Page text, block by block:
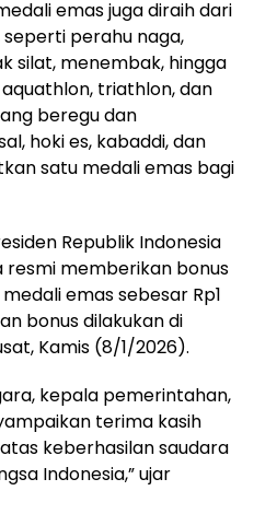
emas juga diraih dari
perahu naga,
silat, menembak, hingga
triathlon, dan
beregu dan
hoki es, kabaddi, dan
satu medali emas bagi
Republik Indonesia
resmi memberikan bonus
emas sebesar Rp1
bonus dilakukan di
Kamis (8/1/2026).
kepala pemerintahan,
terima kasih
keberhasilan saudara
Indonesia,” ujar